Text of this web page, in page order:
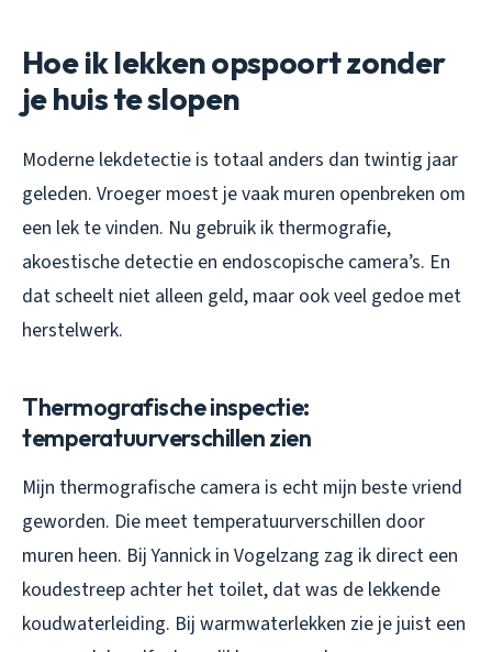
Hoe ik lekken opspoort zonder
je huis te slopen
Moderne lekdetectie is totaal anders dan twintig jaar
geleden. Vroeger moest je vaak muren openbreken om
een lek te vinden. Nu gebruik ik thermografie,
akoestische detectie en endoscopische camera’s. En
dat scheelt niet alleen geld, maar ook veel gedoe met
herstelwerk.
Thermografische inspectie:
temperatuurverschillen zien
Mijn thermografische camera is echt mijn beste vriend
geworden. Die meet temperatuurverschillen door
muren heen. Bij Yannick in Vogelzang zag ik direct een
koudestreep achter het toilet, dat was de lekkende
koudwaterleiding. Bij warmwaterlekken zie je juist een